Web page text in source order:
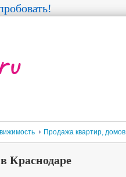
Продажа квартир, домов
Краснодаре